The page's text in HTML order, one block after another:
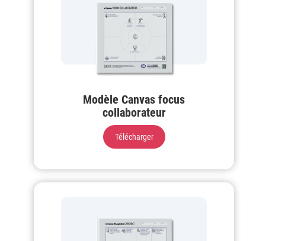
Modèle Canvas focus
collaborateur
Télécharger